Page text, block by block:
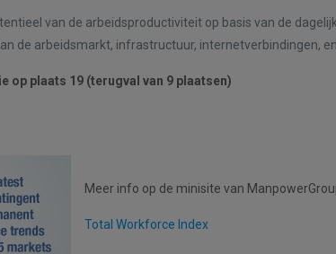
van de arbeidsproductiviteit op basis van de
de arbeidsmarkt, infrastructuur, internetverbindingen,
op plaats 19 (terugval van 9 plaatsen)
Meer info op de minisite van
Total Workforce Index